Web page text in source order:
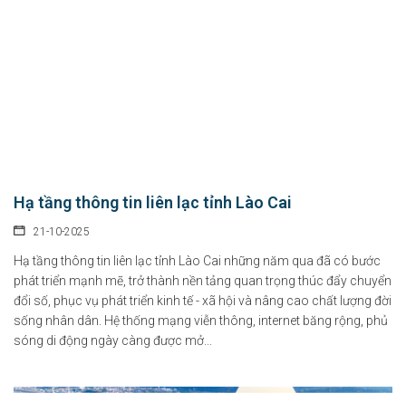
Hạ tầng thông tin liên lạc tỉnh Lào Cai
21-10-2025
Hạ tầng thông tin liên lạc tỉnh Lào Cai những năm qua đã có bước
phát triển mạnh mẽ, trở thành nền tảng quan trọng thúc đẩy chuyển
đổi số, phục vụ phát triển kinh tế - xã hội và nâng cao chất lượng đời
sống nhân dân. Hệ thống mạng viễn thông, internet băng rộng, phủ
sóng di động ngày càng được mở...